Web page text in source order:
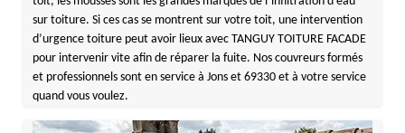
sur toiture. Si ces cas se montrent sur votre toit, une intervention
d’urgence toiture peut avoir lieux avec TANGUY TOITURE FACADE
pour intervenir vite afin de réparer la fuite. Nos couvreurs formés
et professionnels sont en service à Jons et 69330 et à votre service
quand vous voulez.